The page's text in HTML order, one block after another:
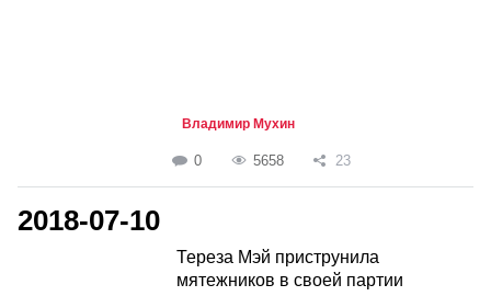
Владимир Мухин
0 5658 23
2018-07-10
Тереза Мэй приструнила
мятежников в своей партии